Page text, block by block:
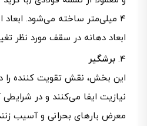
۴ میلی‌متر ساخته می‌شود.
ابعاد دهانه در سقف مورد نظر
برشگیر
این بخش، نقش تقویت کننده را
نیازیت ایفا می‌کنند و در
معرض بارهای بحرانی و آسیب